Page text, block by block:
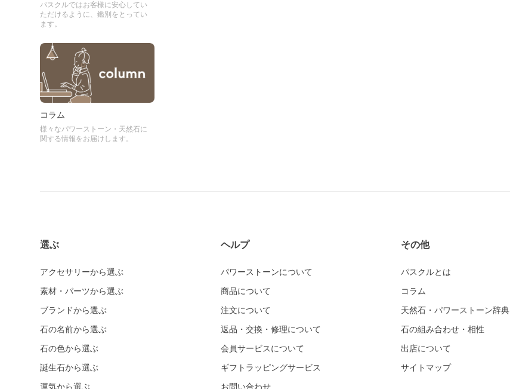
パスクルではお客様に安心してい
ただけるように、鑑別をとってい
ます。
コラム
様々なパワーストーン・天然石に
関する情報をお届けします。
選ぶ
アクセサリーから選ぶ
素材・パーツから選ぶ
ブランドから選ぶ
石の名前から選ぶ
石の色から選ぶ
誕生石から選ぶ
運気から選ぶ
ヘルプ
パワーストーンについて
商品について
注文について
返品・交換・修理について
会員サービスについて
ギフトラッピングサービス
お問い合わせ
その他
パスクルとは
コラム
天然石・パワーストーン辞典
石の組み合わせ・相性
出店について
サイトマップ